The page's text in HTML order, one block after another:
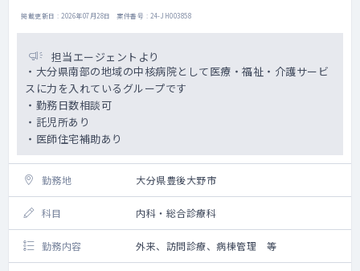
掲載更新日 : 2026年07月28日 案件番号 : 24-JH003858
担当エージェントより
・大分県南部の地域の中核病院として医療・福祉・介護サービ
スに力を入れているグループです
・勤務日数相談可
・託児所あり
・医師住宅補助あり
勤務地 大分県豊後大野市
科目 内科・総合診療科
勤務内容 外来、訪問診療、病棟管理 等